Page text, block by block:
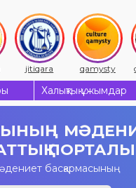
jitiqara qamysty
Халықтық ұжымдар
ПОРТАЛЫ
басқармасының